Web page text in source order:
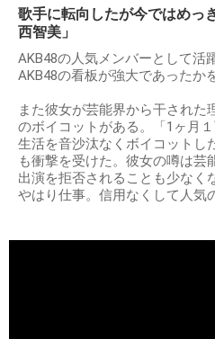
歌手に転向したが今ではめっ
西智美」
AKB48の人気メンバーとして活
AKB48の看板が強大であったか
また彼女が芸能界から干された
のボイコットがある。「1ヶ月
生活を音沙汰なくボイコットし
も衝撃を受けた。彼女の噂は芸
出演を拒否されることも少なく
やはり仕事。信用なくして人気